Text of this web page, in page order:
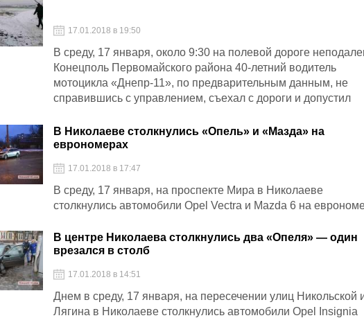
17.01.2018 в 19:50
В среду, 17 января, около 9:30 на полевой дороге
Конецполь Первомайского района 40-летний водитель
мотоцикла «Днепр-11», по предварительным данным, не
справившись с управлением, съехал с дороги и допустил
территория тракторной бригады
В Николаеве столкнулись «Опель» и «Мазда» на
еврономерах
17.01.2018 в 17:47
В среду, 17 января, на проспекте Мира в Николаеве
столкнулись автомобили Opel Vectra и Mazda 6 на
В центре Николаева столкнулись два «Опеля» — один
врезался в столб
17.01.2018 в 14:51
Днем в среду, 17 января, на пересечении улиц Никольской
Лягина в Николаеве столкнулись автомобили Opel Insignia